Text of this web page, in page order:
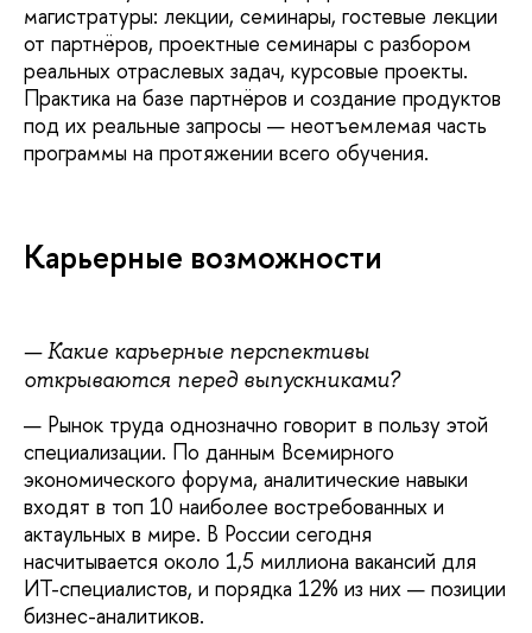
магистратуры: лекции, семинары, гостевые лекции
от партнёров, проектные семинары с разбором
реальных отраслевых задач, курсовые проекты.
Практика на базе партнёров и создание продуктов
под их реальные запросы — неотъемлемая часть
программы на протяжении всего обучения.
Карьерные возможности
— Какие карьерные перспективы
открываются перед выпускниками?
— Рынок труда однозначно говорит в пользу этой
специализации. По данным Всемирного
экономического форума, аналитические навыки
входят в топ 10 наиболее востребованных и
актаульных в мире. В России сегодня
насчитывается около 1,5 миллиона вакансий для
ИT-специалистов, и порядка 12% из них — позиции
бизнес-аналитиков.